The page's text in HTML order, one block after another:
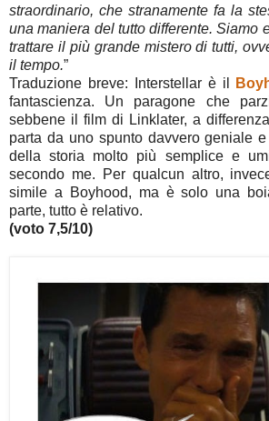
straordinario, che stranamente fa la
una maniera del tutto differente. Siamo
trattare il più grande mistero di tutti,
il tempo.”
Traduzione breve: Interstellar è il
fantascienza. Un paragone che
sebbene il film di Linklater, a
parta da uno spunto davvero geniale
della storia molto più semplice e
secondo me. Per qualcun altro,
simile a Boyhood, ma è solo una
parte, tutto è relativo.
(voto 7,5/10)